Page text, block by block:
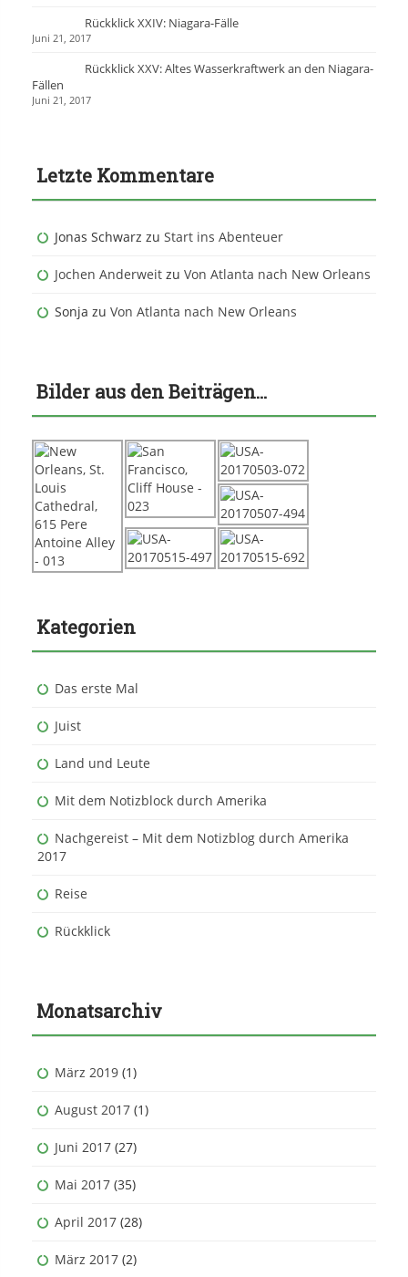
Rückklick XXIV: Niagara-Fälle
Juni 21, 2017
Rückklick XXV: Altes Wasserkraftwerk an den Niagara-
Fällen
Juni 21, 2017
Letzte Kommentare
Jonas Schwarz zu Start ins Abenteuer
Jochen Anderweit zu Von Atlanta nach New Orleans
Sonja zu Von Atlanta nach New Orleans
Bilder aus den Beiträgen…
Kategorien
Das erste Mal
Juist
Land und Leute
Mit dem Notizblock durch Amerika
Nachgereist – Mit dem Notizblog durch Amerika
2017
Reise
Rückklick
Monatsarchiv
März 2019 (1)
August 2017 (1)
Juni 2017 (27)
Mai 2017 (35)
April 2017 (28)
März 2017 (2)